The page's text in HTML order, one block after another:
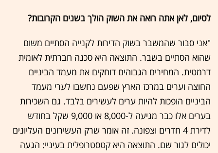
לסיום, לאן אתה רואה את השוק הולך בשנים הקרובות?
"אני סבור שהמשבר בשוק הדירות לקנייה הסתיים משום
שהוא הסתיים בשבר. התוצאה היא סכנה חברתית לאומית
דרמטית. המחירים הגבוהים דוחקים את מעמד הביניים
החוצה וערים במרכז הארץ שפעם נחשבו לערי מעמד
הביניים הופכות להיות ערים לעשירים בלבד. גם השכירות
בערים אלו כבר מגיעה ל-8,000 או 9,000 שקל בחודש
לדירת 4 חדרים וצפונה. זה אומר שרק העשירונים העליונים
יכולים לגור שם. התוצאה היא קטסטרופלית בעיניי: הגעה